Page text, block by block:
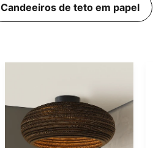
Candeeiros de teto em papel